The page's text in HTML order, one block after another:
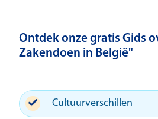
Ontdek onze gratis Gids
Zakendoen in België"
Cultuurverschillen